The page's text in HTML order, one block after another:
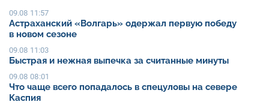
09.08 11:57
Астраханский «Волгарь» одержал первую победу
в новом сезоне
09.08 11:03
Быстрая и нежная выпечка за считанные минуты
09.08 08:01
Что чаще всего попадалось в спецуловы на севере
Каспия